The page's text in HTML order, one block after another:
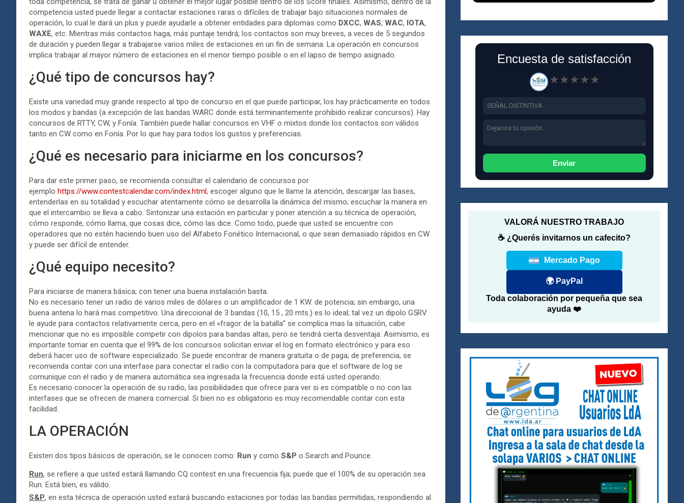
competencia usted puede llegar a contactar estaciones raras o difíciles de trabajar bajo situaciones normales de
operación, lo cual le dará un plus y puede ayudarle a obtener entidades para diplomas como DXCC, WAS, WAC, IOTA,
WAXE, etc. Mientras más contactos haga, más puntaje tendrá; los contactos son muy breves, a veces de 5 segundos
de duración y pueden llegar a trabajarse varios miles de estaciones en un fin de semana. La operación en concursos
implica trabajar al mayor número de estaciones en el menor tiempo posible o en el lapso de tiempo asignado.
¿Qué tipo de concursos hay?
Existe una variedad muy grande respecto al tipo de concurso en el que puede participar, los hay prácticamente en todos
los modos y bandas (a excepción de las bandas WARC donde está terminantemente prohibido realizar concursos). Hay
concursos de RTTY, CW, y Fonía. También puede hallar concursos en VHF o mixtos donde los contactos son válidos
tanto en CW como en Fonía. Por lo que hay para todos los gustos y preferencias.
¿Qué es necesario para iniciarme en los concursos?
Para dar este primer paso, se recomienda consultar el calendario de concursos por
ejemplo https://www.contestcalendar.com/index.html, escoger alguno que le llame la atención, descargar las bases,
entenderlas en su totalidad y escuchar atentamente cómo se desarrolla la dinámica del mismo; escuchar la manera en
que el intercambio se lleva a cabo. Sintonizar una estación en particular y poner atención a su técnica de operación,
cómo responde, cómo llama, que cosas dice, cómo las dice. Como todo, puede que usted se encuentre con
operadores que no estén haciendo buen uso del Alfabeto Fonético Internacional, o que sean demasiado rápidos en CW
y puede ser difícil de entender.
¿Qué equipo necesito?
Para iniciarse de manera básica; con tener una buena instalación basta.
No es necesario tener un radio de varios miles de dólares o un amplificador de 1 KW. de potencia; sin embargo, una
buena antena lo hará mas competitivo. Una direccional de 3 bandas (10, 15 , 20 mts.) es lo ideal; tal vez un dipolo G5RV
le ayude para contactos relativamente cerca, pero en el «fragor de la batalla” se complica mas la situación, cabe
mencionar que no es imposible competir con dipolos para bandas altas, pero se tendrá cierta desventaja. Asimismo, es
importante tomar en cuenta que el 99% de los concursos solicitan enviar el log en formato electrónico y para eso
deberá hacer uso de software especializado. Se puede encontrar de manera gratuita o de paga; de preferencia, se
recomienda contar con una interfase para conectar el radio con la computadora para que el software de log se
comunique con el radio y de manera automática sea ingresada la frecuencia donde está usted operando.
Es necesario conocer la operación de su radio, las posibilidades que ofrece para ver si es compatible o no con las
interfases que se ofrecen de manera comercial. Si bien no es obligatorio es muy recomendable contar con esta
facilidad.
LA OPERACIÓN
Existen dos tipos básicos de operación, se le conocen como: Run y como S&P o Search and Pounce.
Run, se refiere a que usted estará llamando CQ contest en una frecuencia fija; puede que el 100% de su operación sea
Run. Está bien, es válido.
S&P, en esta técnica de operación usted estará buscando estaciones por todas las bandas permitidas, respondiendo al
Encuesta de satisfacción
★
★
★
★
★
Enviar